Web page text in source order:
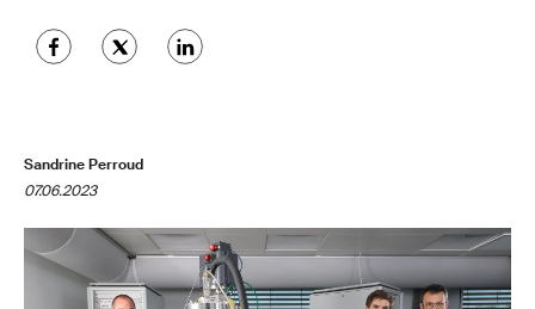
Sandrine Perroud
07.06.2023